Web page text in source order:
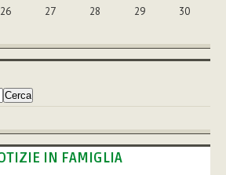
26 27 28 29
30
IN FAMIGLIA